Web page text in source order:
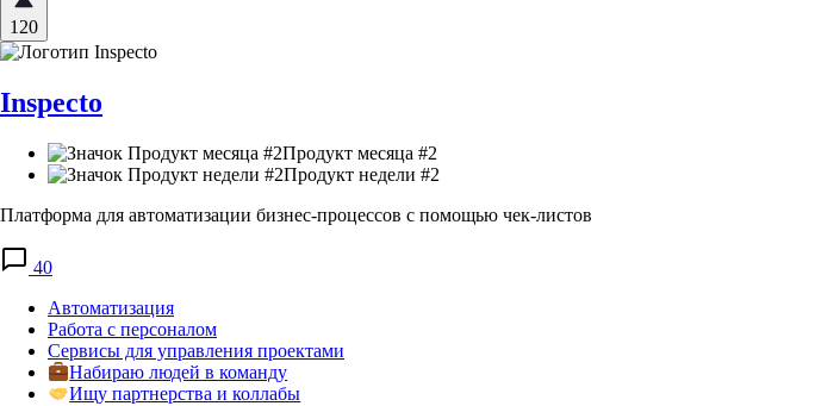
120
Inspecto
Продукт месяца #2
Продукт недели #2
Платформа для автоматизации бизнес-процессов с помощью чек-листов
40
Автоматизация
Работа с персоналом
Сервисы для управления проектами
Набираю людей в команду
Ищу партнерства и коллабы